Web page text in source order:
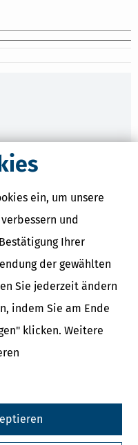
ein, um unsere
und
Ihrer
der gewählten
Sie jederzeit ändern
indem Sie am Ende
klicken. Weitere